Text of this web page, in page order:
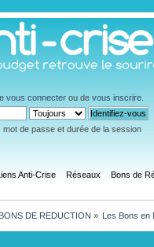
vous connecter ou de vous inscrire
mot de passe et durée de la session
Anti-Crise Réseaux Bons de
BONS DE REDUCTION » Les Bons en